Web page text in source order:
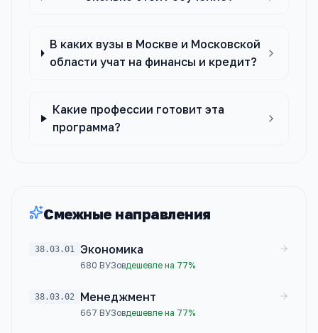
В каких вузы в Москве и Московской
области учат на финансы и кредит?
Какие профессии готовит эта
программа?
Смежные направления
38.03.01 Экономика
680 ВУЗовдешевле на 77%
38.03.02 Менеджмент
667 ВУЗовдешевле на 77%